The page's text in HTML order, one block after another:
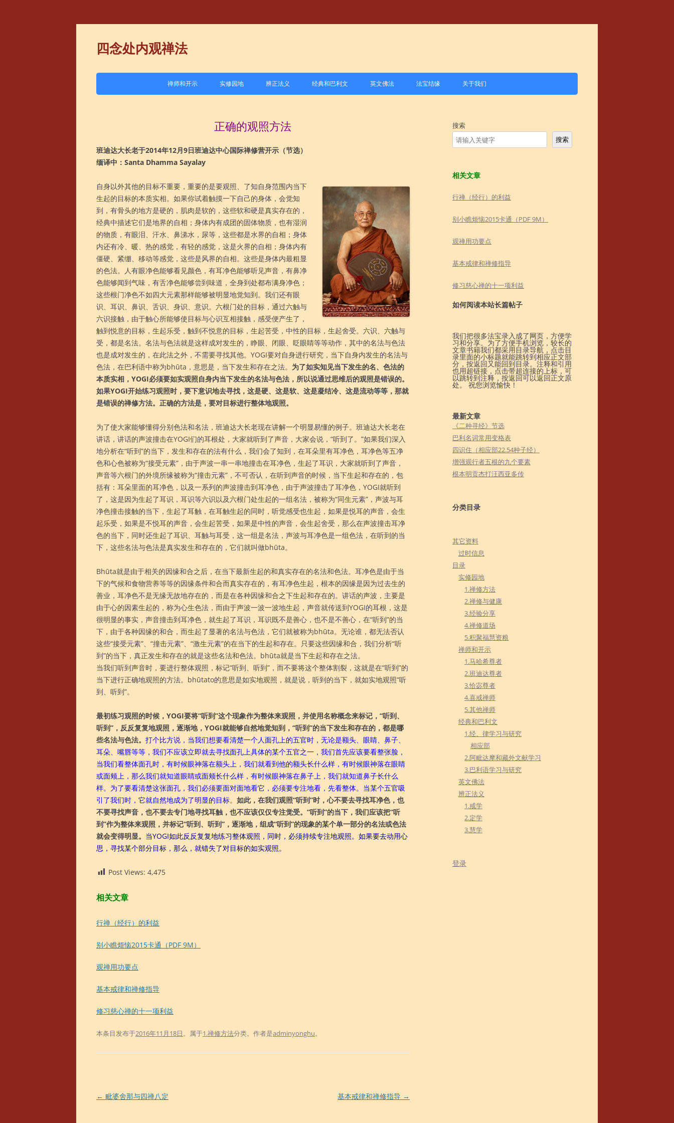
四念处内观禅法
跳
至
正
文
禅师和开示
2.班迪达尊者
3.恰宓尊者
4.喜戒禅师
5.其他禅师
实修园地
2.禅修与健康
过时信息
4.禅修道场
辨正法义 经典和巴利文 英文佛法 法宝结缘 关于我们
正确的观照方法
班迪达大长老于2014年12月9日班迪达中心国际禅修营开示（节选）
缅译中：Santa Dhamma Sayalay
自身以外其他的目标不重要，重要的是要观照、了知自身范围内当下
生起的目标的本质实相。如果你试着触摸一下自己的身体，会觉知
到，有骨头的地方是硬的，肌肉是软的，这些软和硬是真实存在的，
经典中描述它们是地界的自相；身体内有成团的固体物质，也有湿润
的物质，有眼泪、汗水、鼻涕水，尿等，这些都是水界的自相；身体
内还有冷、暖、热的感觉，有轻的感觉，这是火界的自相；身体内有
僵硬、紧绷、移动等感觉，这些是风界的自相。这些是身体内最粗显
的色法。人有眼净色能够看见颜色，有耳净色能够听见声音，有鼻净
色能够闻到气味，有舌净色能够尝到味道，全身到处都布满身净色；
这些根门净色不如四大元素那样能够被明显地觉知到。我们还有眼
识、耳识、鼻识、舌识、身识、意识。六根门处的目标，通过六触与
六识接触，由于触心所能够使目标与心识互相接触，感受便产生了，
触到悦意的目标，生起乐受，触到不悦意的目标，生起苦受，中性的目标，生起舍受。六识、六触与
受，都是名法。名法与色法就是这样成对发生的，睁眼、闭眼、眨眼睛等等动作，其中的名法与色法
也是成对发生的，在此法之外，不需要寻找其他。YOGI要对自身进行研究，当下自身内发生的名法与
色法，在巴利语中称为bhūta，意思是，当下发生和存在之法。 为了如实知见当下发生的名、色法的
本质实相，YOGI必须要如实观照自身内当下发生的名法与色法，所以说通过思维后的观照是错误的。
如果YOGI开始练习观照时，要下意识地去寻找，这是硬、这是软、这是凝结冷、这是流动等等，那就
是错误的禅修方法。正确的方法是，要对目标进行整体地观照。
为了使大家能够懂得分别色法和名法，班迪达大长老现在讲解一个明显易懂的例子。班迪达大长老在
讲话，讲话的声波撞击在YOGI们的耳根处，大家就听到了声音，大家会说，“听到了。”如果我们深入
地分析在“听到”的当下，发生和存在的法有什么，我们会了知到，在耳朵里有耳净色，耳净色等五净
色和心色被称为“接受元素”，由于声波一串一串地撞击在耳净色，生起了耳识，大家就听到了声音，
声音等六根门的外境所缘被称为“撞击元素”，不可否认，在听到声音的时候，当下生起和存在的，包
括有：耳朵里面的耳净色，以及一系列的声波撞击到耳净色，由于声波撞击了耳净色，YOGI就听到
了，这是因为生起了耳识，耳识等六识以及六根门处生起的一组名法，被称为“同生元素”，声波与耳
净色撞击接触的当下，生起了耳触，在耳触生起的同时，听觉感受也生起，如果是悦耳的声音，会生
起乐受，如果是不悦耳的声音，会生起苦受，如果是中性的声音，会生起舍受，那么在声波撞击耳净
色的当下，同时还生起了耳识、耳触与耳受，这一组是名法，声波与耳净色是一组色法，在听到的当
下，这些名法与色法是真实发生和存在的，它们就叫做bhūta。
Bhūta就是由于相关的因缘和合之后，在当下最新生起的和真实存在的名法和色法。耳净色是由于当
下的气候和食物营养等等的因缘条件和合而真实存在的，有耳净色生起，根本的因缘是因为过去生的
善业，耳净色不是无缘无故地存在的，而是在各种因缘和合之下生起和存在的。讲话的声波，主要是
由于心的因素生起的，称为心生色法，而由于声波一波一波地生起，声音就传送到YOGI的耳根，这是
很明显的事实，声音撞击到耳净色，就生起了耳识，耳识既不是善心，也不是不善心，在“听到”的当
下，由于各种因缘的和合，而生起了显著的名法与色法，它们就被称为bhūta。无论谁，都无法否认
这些“接受元素”、“撞击元素”、“激生元素”的在当下的生起和存在。只要这些因缘和合，我们分析“听
到”的当下，真正发生和存在的就是这些名法和色法。bhūta就是当下生起和存在之法。
当我们听到声音时，要进行整体观照，标记“听到、听到”，而不要将这个整体割裂，这就是在“听到”的
当下进行正确地观照的方法。bhūtato的意思是如实地观照，就是说，听到的当下，就如实地观照“听
到、听到”。
最初练习观照的时候，YOGI要将“听到”这个现象作为整体来观照，并使用名称概念来标记，“听到、
听到”，反反复复地观照，逐渐地，YOGI就能够自然地觉知到，“听到”的当下发生和存在的，都是哪
些名法与色法。 打个比方说，当我们想要看清楚一个人面孔上的五官时，无论是额头、眼睛、鼻子、
耳朵、嘴唇等等，我们不应该立即就去寻找面孔上具体的某个五官之一，我们首先应该要看整张脸，
当我们看整体面孔时，有时候眼神落在额头上，我们就看到他的额头长什么样，有时候眼神落在眼睛
或面颊上，那么我们就知道眼睛或面颊长什么样，有时候眼神落在鼻子上，我们就知道鼻子长什么
样。为了要看清楚这张面孔，我们必须要面对面地看它，必须要专注地看，先看整体。当某个五官吸
引了我们时，它就自然地成为了明显的目标。 如此，在我们观照“听到”时，心不要去寻找耳净色，也
不要寻找声音，也不要去专门地寻找耳触，也不应该仅仅专注觉受。“听到”的当下，我们应该把“听
到”作为整体来观照，并标记“听到、听到”，逐渐地，组成“听到”的现象的某个单一部分的名法或色法
就会变得明显。 当YOGI如此反反复复地练习整体观照，同时，必须持续专注地观照。如果要去动用心
思，寻找某个部分目标，那么，就错失了对目标的如实观照。
Post Views: 4,475
相关文章
行禅（经行）的利益
别小瞧烦恼2015卡通（PDF 9M）
观禅用功要点
基本戒律和禅修指导
修习慈心禅的十一项利益
本条目发布于2016年11月18日。属于1.禅修方法分类。 作者是adminyonghu。
文
← 毗婆舍那与四禅八定 基本戒律和禅修指导 →
搜索
搜索
相关文章
行禅（经行）的利益
别小瞧烦恼2015卡通（PDF 9M）
观禅用功要点
基本戒律和禅修指导
修习慈心禅的十一项利益
如何阅读本站长篇帖子
我们把很多法宝录入成了网页，方便学
习和分享。为了方便手机浏览，较长的
文章书籍我们都采用目录导航，点击目
录里面的小标题就能跳转到相应正文部
分，按返回又能回到目录。注释和引用
也用超链接，点击带超连接的上标，可
以跳转到注释，按返回可以返回正文原
处。 祝您浏览愉快！
最新文章
《二种寻经》节选
巴利名词常用变格表
四识住（相应部22.54种子经）
增强观行者五根的九个要素
根本明贡杰打汪西亚多传
分类目录
其它资料
过时信息
目录
实修园地
1.禅修方法
2.禅修与健康
3.经验分享
4.禅修道场
5.积聚福慧资粮
禅师和开示
1.马哈希尊者
2.班迪达尊者
3.恰宓尊者
4.喜戒禅师
5.其他禅师
经典和巴利文
1.经、律学习与研究
相应部
2.阿毗达摩和藏外文献学习
3.巴利语学习与研究
英文佛法
辨正法义
1.戒学
2.定学
3.慧学
登录